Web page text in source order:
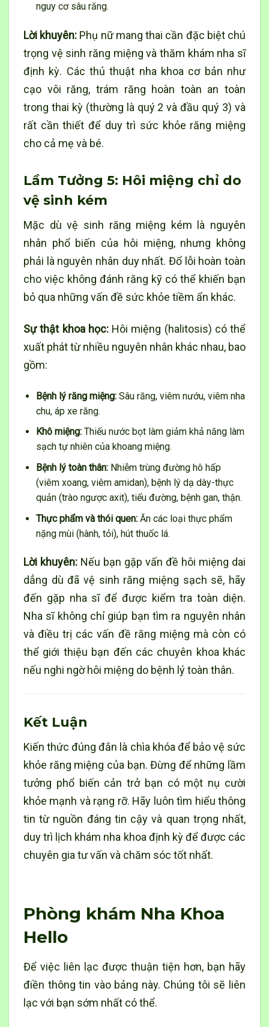
nguy cơ sâu răng.
Lời khuyên: Phụ nữ mang thai cần đặc biệt chú
trọng vệ sinh răng miệng và thăm khám nha sĩ
định kỳ. Các thủ thuật nha khoa cơ bản như
cạo vôi răng, trám răng hoàn toàn an toàn
trong thai kỳ (thường là quý 2 và đầu quý 3) và
rất cần thiết để duy trì sức khỏe răng miệng
cho cả mẹ và bé.
Lầm Tưởng 5: Hôi miệng chỉ do
vệ sinh kém
Mặc dù vệ sinh răng miệng kém là nguyên
nhân phổ biến của hôi miệng, nhưng không
phải là nguyên nhân duy nhất. Đổ lỗi hoàn toàn
cho việc không đánh răng kỹ có thể khiến bạn
bỏ qua những vấn đề sức khỏe tiềm ẩn khác.
Sự thật khoa học:Hôi miệng (halitosis) có thể
xuất phát từ nhiều nguyên nhân khác nhau, bao
gồm:
Bệnh lý răng miệng:Sâu răng, viêm nướu, viêm nha
chu, áp xe răng.
Khô miệng:Thiếu nước bọt làm giảm khả năng làm
sạch tự nhiên của khoang miệng.
Bệnh lý toàn thân:Nhiễm trùng đường hô hấp
(viêm xoang, viêm amidan), bệnh lý dạ dày-thực
quản (trào ngược axit), tiểu đường, bệnh gan, thận.
Thực phẩm và thói quen:Ăn các loại thực phẩm
nặng mùi (hành, tỏi), hút thuốc lá.
Lời khuyên: Nếu bạn gặp vấn đề hôi miệng dai
dẳng dù đã vệ sinh răng miệng sạch sẽ, hãy
đến gặp nha sĩ để được kiểm tra toàn diện.
Nha sĩ không chỉ giúp bạn tìm ra nguyên nhân
và điều trị các vấn đề răng miệng mà còn có
thể giới thiệu bạn đến các chuyên khoa khác
nếu nghi ngờ hôi miệng do bệnh lý toàn thân.
Kết Luận
Kiến thức đúng đắn là chìa khóa để bảo vệ sức
khỏe răng miệng của bạn. Đừng để những lầm
tưởng phổ biến cản trở bạn có một nụ cười
khỏe mạnh và rạng rỡ. Hãy luôn tìm hiểu thông
tin từ nguồn đáng tin cậy và quan trọng nhất,
duy trì lịch khám nha khoa định kỳ để được các
chuyên gia tư vấn và chăm sóc tốt nhất.
Phòng khám Nha Khoa
Hello
Để việc liên lạc được thuận tiện hơn, bạn hãy
điền thông tin vào bảng này. Chúng tôi sẽ liên
lạc với bạn sớm nhất có thể.